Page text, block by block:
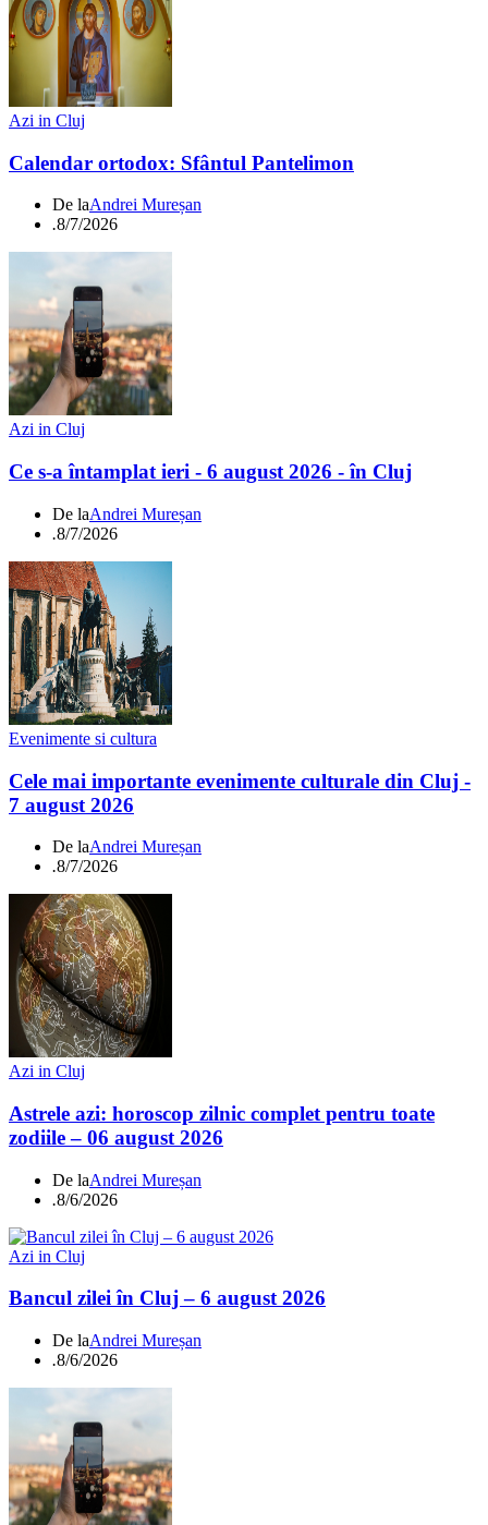
Azi in Cluj
Calendar ortodox: Sfântul Pantelimon
De laAndrei Mureșan
.8/7/2026
Azi in Cluj
Ce s-a întamplat ieri - 6 august 2026 - în Cluj
De laAndrei Mureșan
.8/7/2026
Evenimente si cultura
Cele mai importante evenimente culturale din Cluj -
7 august 2026
De laAndrei Mureșan
.8/7/2026
Azi in Cluj
Astrele azi: horoscop zilnic complet pentru toate
zodiile – 06 august 2026
De laAndrei Mureșan
.8/6/2026
Azi in Cluj
Bancul zilei în Cluj – 6 august 2026
De laAndrei Mureșan
.8/6/2026